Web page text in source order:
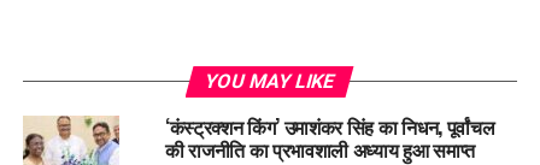
YOU MAY LIKE
‘कंस्ट्रक्शन किंग’ उमाशंकर सिंह का निधन, पूर्वांचल
की राजनीति का प्रभावशाली अध्याय हुआ समाप्त